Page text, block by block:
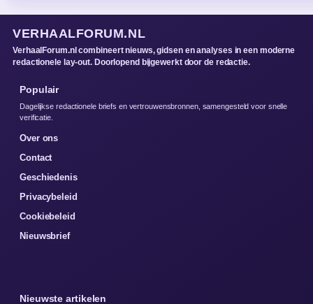
VERHAALFORUM.NL
VerhaalForum.nl combineert nieuws, gidsen en analyses in een moderne
redactionele lay-out. Doorlopend bijgewerkt door de redactie.
Populair
Dagelijkse redactionele briefs en vertrouwensbronnen, samengesteld voor snelle
verificatie.
Over ons
Contact
Geschiedenis
Privacybeleid
Cookiebeleid
Nieuwsbrief
Nieuwste artikelen